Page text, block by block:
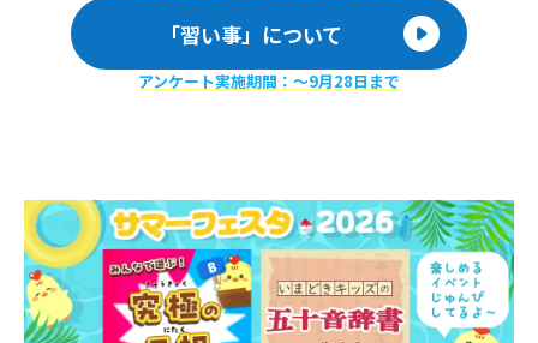
「習い事」について
アンケート実施期間：〜9月28日まで